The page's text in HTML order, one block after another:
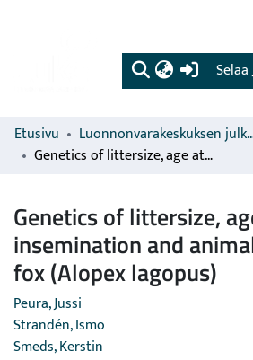
(current)
Etusivu
Genetics of littersize, age at firsta insemination and animal size in blue fox (Alopex lagopus)
Genetics of littersize,
insemination and
fox (Alopex lagopus)
Peura, Jussi
Strandén, Ismo
Smeds, Kerstin